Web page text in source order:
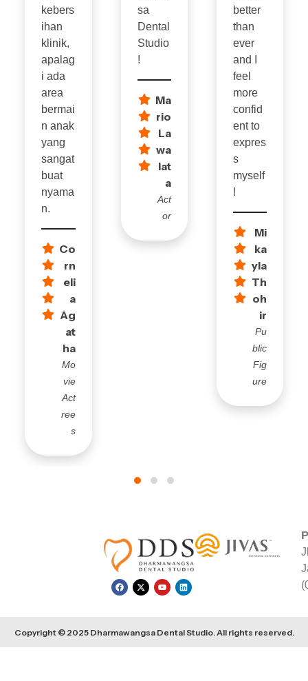
kebers
ihan
klinik,
apalag
i ada
area
bermai
n anak
yang
sangat
buat
nyama
n.
Co
rn
eli
a
Ag
at
ha
Mo
vie
Act
ree
s
sa
Dental
Studio
!
Ma
rio
La
wa
lat
a
Act
or
better
than
ever
and I
feel
more
confid
ent to
expres
s
myself
!
Mi
ka
yla
Th
oh
ir
Pu
blic
Fig
ure
Copyright © 2025 Dharmawangsa Dental Studio. All rights reserved.